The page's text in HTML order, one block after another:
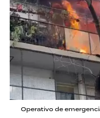
Operativo de